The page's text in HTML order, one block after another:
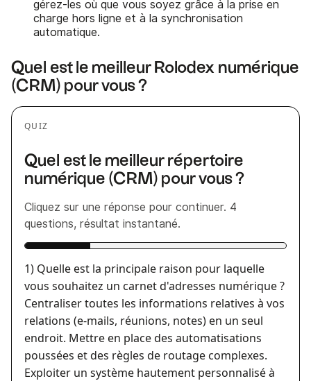
gérez-les où que vous soyez grâce à la prise en
charge hors ligne et à la synchronisation
automatique.
Quel est le meilleur Rolodex numérique
(CRM) pour vous ?
QUIZ
Quel est le meilleur répertoire
numérique (CRM) pour vous ?
Cliquez sur une réponse pour continuer. 4
questions, résultat instantané.
1) Quelle est la principale raison pour laquelle
vous souhaitez un carnet d'adresses numérique ?
Centraliser toutes les informations relatives à vos
relations (e-mails, réunions, notes) en un seul
endroit. Mettre en place des automatisations
poussées et des règles de routage complexes.
Exploiter un système hautement personnalisé à